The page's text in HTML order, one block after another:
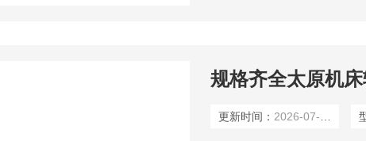
规格齐全太原机
更新时间： 2026-07-14